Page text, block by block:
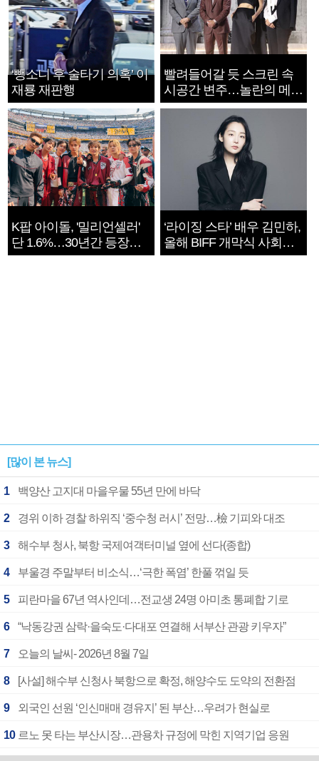
‘뺑소니 후 술타기 의혹’ 이
재룡 재판행
빨려들어갈 듯 스크린 속
시공간 변주…놀란의 메시
지는 ‘전쟁 속죄’
K팝 아이돌, '밀리언셀러'
단 1.6%…30년간 등장
1182개팀 전수조사
‘라이징 스타’ 배우 김민하,
올해 BIFF 개막식 사회자
확정
[많이 본 뉴스]
1 백양산 고지대 마을우물 55년 만에 바닥
2 경위 이하 경찰 하위직 ‘중수청 러시’ 전망…檢 기피와 대조
3 해수부 청사, 북항 국제여객터미널 옆에 선다(종합)
4 부울경 주말부터 비소식…‘극한 폭염’ 한풀 꺾일 듯
5 피란마을 67년 역사인데…전교생 24명 아미초 통폐합 기로
6 “낙동강권 삼락·을숙도·다대포 연결해 서부산 관광 키우자”
7 오늘의 날씨- 2026년 8월 7일
8 [사설] 해수부 신청사 북항으로 확정, 해양수도 도약의 전환점
9 외국인 선원 ‘인신매매 경유지’ 된 부산…우려가 현실로
10 르노 못 타는 부산시장…관용차 규정에 막힌 지역기업 응원